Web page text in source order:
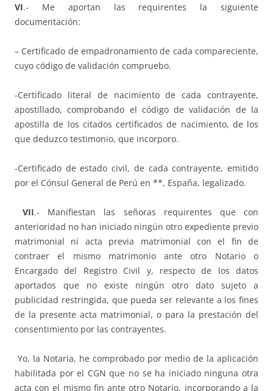
VI.- Me aportan las requirentes la siguiente
documentación:
– Certificado de empadronamiento de cada compareciente,
cuyo código de validación compruebo.
-Certificado literal de nacimiento de cada contrayente,
apostillado, comprobando el código de validación de la
apostilla de los citados certificados de nacimiento, de los
que deduzco testimonio, que incorporo.
-Certificado de estado civil, de cada contrayente, emitido
por el Cónsul General de Perú en **, España, legalizado.
VII.- Manifiestan las señoras requirentes que con
anterioridad no han iniciado ningún otro expediente previo
matrimonial ni acta previa matrimonial con el fin de
contraer el mismo matrimonio ante otro Notario o
Encargado del Registro Civil y, respecto de los datos
aportados que no existe ningún otro dato sujeto a
publicidad restringida, que pueda ser relevante a los fines
de la presente acta matrimonial, o para la prestación del
consentimiento por las contrayentes.
Yo, la Notaria, he comprobado por medio de la aplicación
habilitada por el CGN que no se ha iniciado ninguna otra
acta con el mismo fin ante otro Notario, incorporando a la